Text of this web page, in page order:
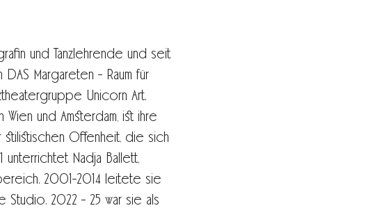
und Tanzlehrende und seit
Margareten - Raum für
Unicorn Art.
und Amsterdam, ist ihre
Offenheit, die sich
Nadja Ballett,
2001-2014 leitete sie
Studio. 2022 - 25 war sie als